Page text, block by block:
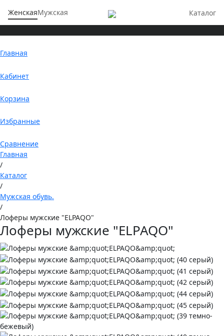
ЖенскаяМужская Каталог
Главная
Кабинет
Корзина
Избранные
Сравнение
Главная
/
Каталог
/
Мужская обувь.
/
Лоферы мужские "ELPAQO"
Лоферы мужские "ELPAQO"